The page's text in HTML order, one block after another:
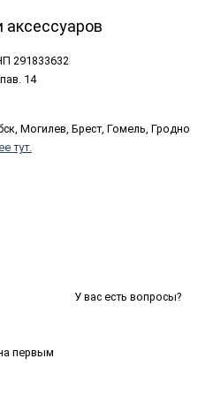
аксессуаров
291833632
14
Могилев, Брест, Гомель, Гродно
тут.
У вас есть вопросы?
первым